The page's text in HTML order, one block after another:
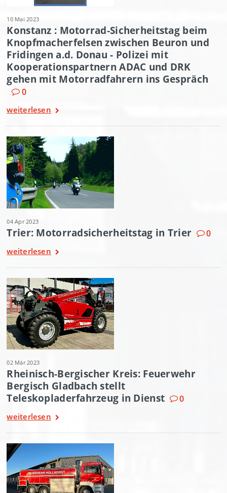
10 Mai 2023
Konstanz : Motorrad-Sicherheitstag beim
Knopfmacherfelsen zwischen Beuron und
Fridingen a.d. Donau - Polizei mit
Kooperationspartnern ADAC und DRK
gehen mit Motorradfahrern ins Gespräch
0
weiterlesen
04 Apr 2023
Trier: Motorradsicherheitstag in Trier 0
weiterlesen
02 Mär 2023
Rheinisch-Bergischer Kreis: Feuerwehr
Bergisch Gladbach stellt
Teleskopladerfahrzeug in Dienst
0
weiterlesen